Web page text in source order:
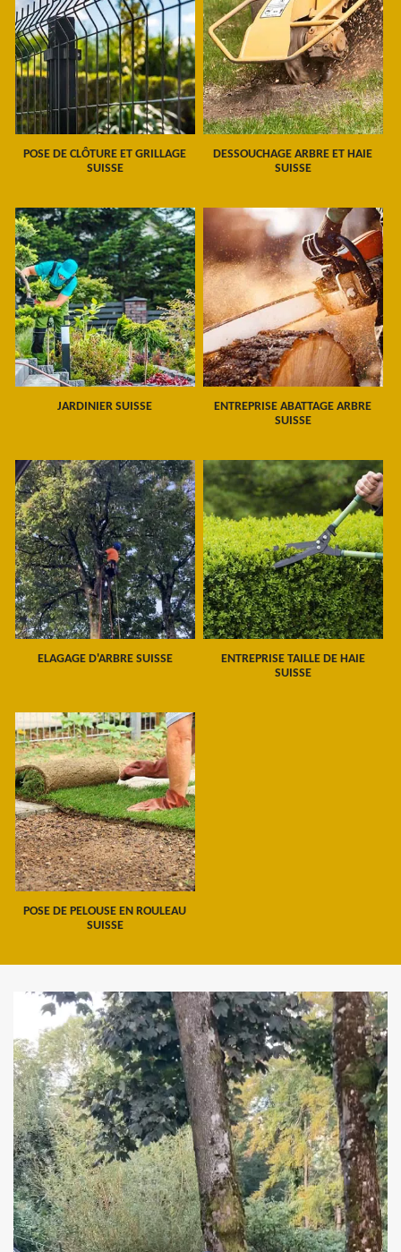
POSE DE CLÔTURE ET GRILLAGE
SUISSE
DESSOUCHAGE ARBRE ET HAIE
SUISSE
JARDINIER SUISSE
ENTREPRISE ABATTAGE ARBRE
SUISSE
ELAGAGE D'ARBRE SUISSE
ENTREPRISE TAILLE DE HAIE
SUISSE
POSE DE PELOUSE EN ROULEAU
SUISSE